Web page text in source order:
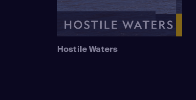
Hostile Waters